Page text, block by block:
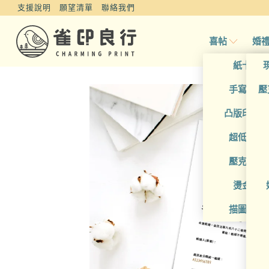
支援說明 願望清單 聯絡我們
喜帖
紙卡喜帖
手寫風喜
凸版印刷
超低價喜
壓克力喜
燙金喜帖
描圖紙喜
婚